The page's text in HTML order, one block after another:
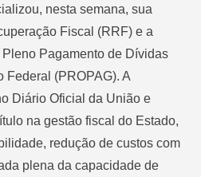
nesta semana, sua
Fiscal (RRF) e a
Pagamento de Dívidas
Federal (PROPAG). A
Diário Oficial da União e
na gestão fiscal do Estado,
redução de custos com
plena da capacidade de